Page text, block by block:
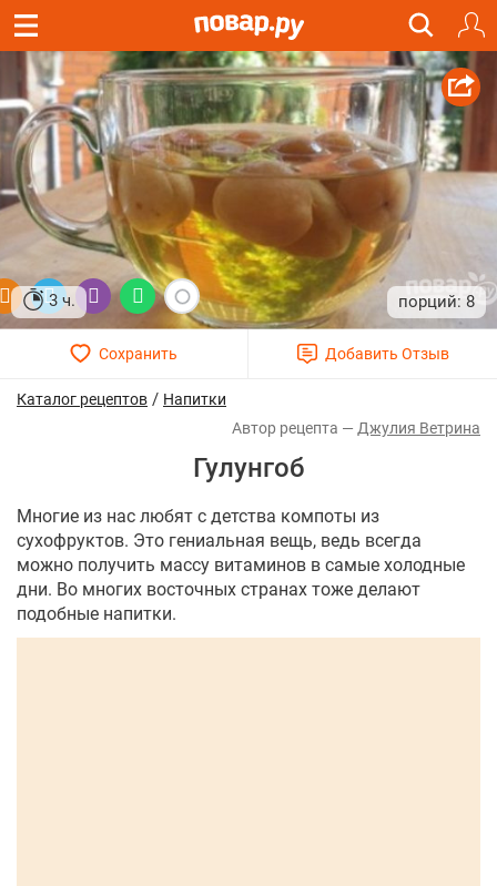
3 ч. 8
Каталог рецептов / Напитки
Джулия Ветрина
Гулунгоб
Многие из нас любят с детства компоты из
сухофруктов. Это гениальная вещь, ведь всегда
можно получить массу витаминов в самые холодные
дни. Во многих восточных странах тоже делают
подобные напитки.